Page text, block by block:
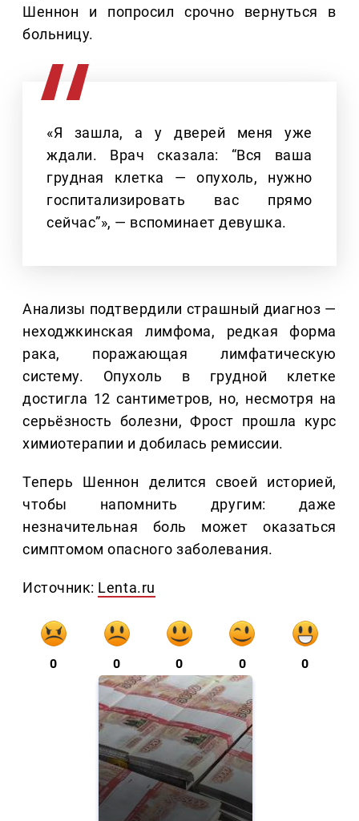
Шеннон и попросил срочно вернуться в
больницу.
«Я зашла, а у дверей меня уже
ждали. Врач сказала: “Вся ваша
грудная клетка — опухоль, нужно
госпитализировать вас прямо
сейчас”», — вспоминает девушка.
Анализы подтвердили страшный диагноз —
неходжкинская лимфома, редкая форма
рака, поражающая лимфатическую
систему. Опухоль в грудной клетке
достигла 12 сантиметров, но, несмотря на
серьёзность болезни, Фрост прошла курс
химиотерапии и добилась ремиссии.
Теперь Шеннон делится своей историей,
чтобы напомнить другим: даже
незначительная боль может оказаться
симптомом опасного заболевания.
Источник: Lenta.ru
0 0 0 0 0